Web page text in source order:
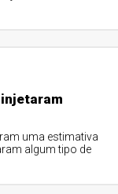
uma estimativa
algum tipo de